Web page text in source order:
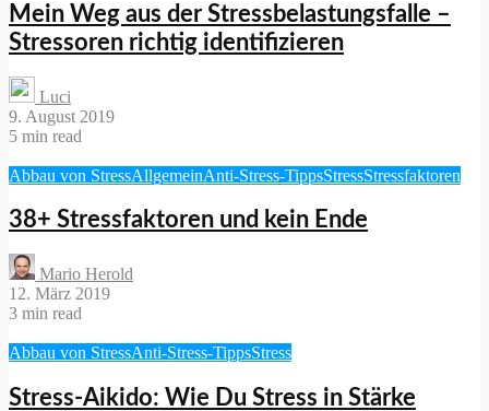
Mein Weg aus der Stressbelastungsfalle –
Stressoren richtig identifizieren
Luci
9. August 2019
5 min read
Abbau von StressAllgemeinAnti-Stress-TippsStressStressfaktoren
38+ Stressfaktoren und kein Ende
Mario Herold
12. März 2019
3 min read
Abbau von StressAnti-Stress-TippsStress
Stress-Aikido: Wie Du Stress in Stärke